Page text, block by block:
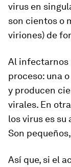
virus en
son cientos o
viriones) de
Al infectarnos
proceso: una
y producen
virales. En
los virus es
Son
Así que, si el